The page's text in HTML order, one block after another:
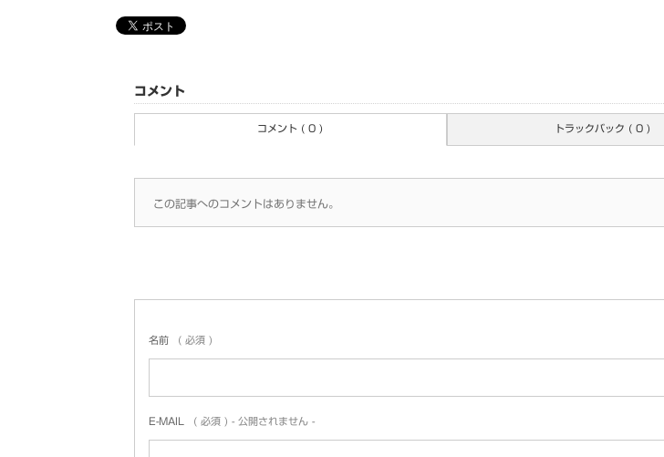
コメント
コメント ( 0 ) トラックバック ( 0 )
この記事へのコメントはありません。
名前 ( 必須 )
E-MAIL ( 必須 ) - 公開されません -